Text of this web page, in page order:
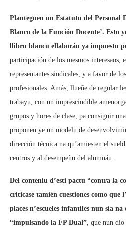
Planteguen un Estatutu del Personal
Blanco de la Función Docente’. Esto
llibru blancu ellaboráu ya impuestu
participación de los mesmos interesaos,
representantes sindicales, y a favor de
profesionales. Amás, llueñe de regular
trabayu, con un imprescindible
grupos y hores de clase, pa consiguir
proponen ye un modelu de
dirección técnica na qu’amiesten el
centros y al desempeñu del alumnáu.
Del conteníu d’esti pactu “contra la
criticase tamién cuestiones como que
places n’escueles infantiles nun sía na
“impulsando la FP Dual”, que nun dio